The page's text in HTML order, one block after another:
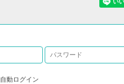
自動ログイン